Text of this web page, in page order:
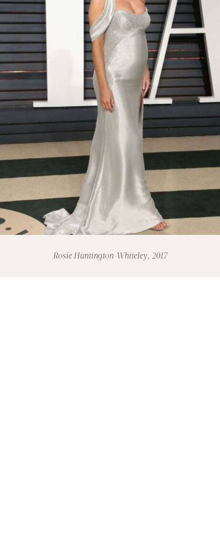
Rosie Huntington-Whiteley, 2017